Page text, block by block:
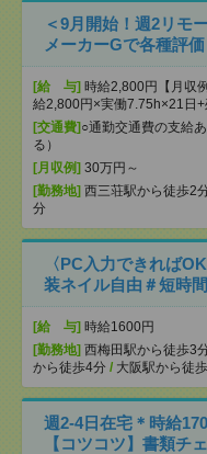
＜9月開始！週2リモ
メーカーGで各種評
[給 与] 時給2,800円【月収
給2,800円×実働7.75h×21日
[交通費] ○通勤交通費の支給
る）
[月収例] 30万円～
[勤務地] 西三荘駅から徒歩2
分
〈PC入力できれば
装ネイル自由＃短時
[給 与] 時給1600円
[勤務地] 西梅田駅から徒歩3
から徒歩4分 / 大阪駅から徒
週2-4日在宅＊時給
【コツコツ】書類チ